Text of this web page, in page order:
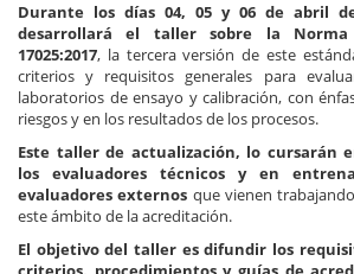
Durante los días 04, 05 y 06 de abril
desarrollará el taller sobre la Norma
17025:2017, la tercera versión de este
criterios y requisitos generales para
laboratorios de ensayo y calibración, con
riesgos y en los resultados de los procesos.
Este taller de actualización, lo cursarán
los evaluadores técnicos y en
evaluadores externos que vienen
este ámbito de la acreditación.
El objetivo del taller es difundir los